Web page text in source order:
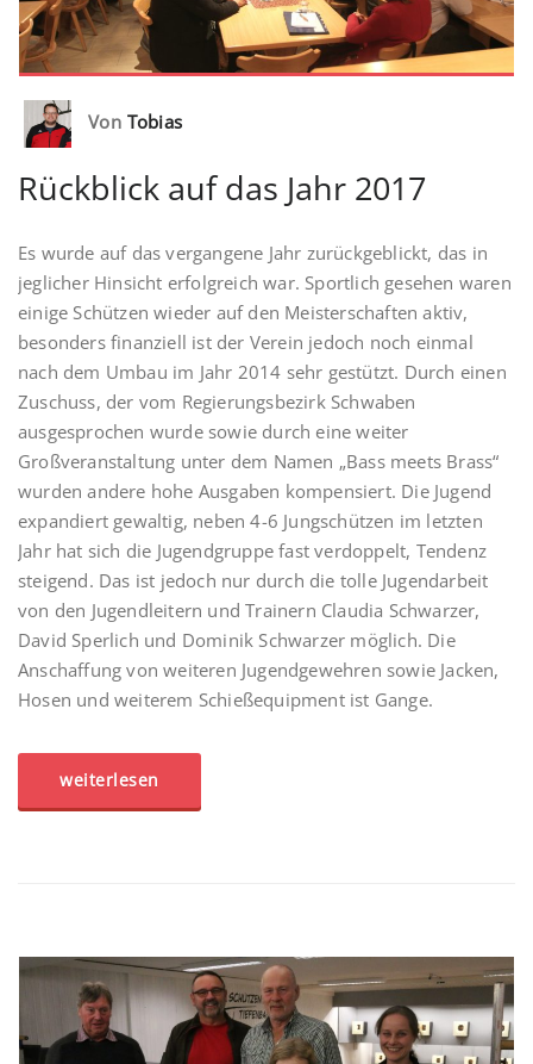
Von Tobias
Rückblick auf das Jahr 2017
Es wurde auf das vergangene Jahr zurückgeblickt, das in
jeglicher Hinsicht erfolgreich war. Sportlich gesehen waren
einige Schützen wieder auf den Meisterschaften aktiv,
besonders finanziell ist der Verein jedoch noch einmal
nach dem Umbau im Jahr 2014 sehr gestützt. Durch einen
Zuschuss, der vom Regierungsbezirk Schwaben
ausgesprochen wurde sowie durch eine weiter
Großveranstaltung unter dem Namen „Bass meets Brass“
wurden andere hohe Ausgaben kompensiert. Die Jugend
expandiert gewaltig, neben 4-6 Jungschützen im letzten
Jahr hat sich die Jugendgruppe fast verdoppelt, Tendenz
steigend. Das ist jedoch nur durch die tolle Jugendarbeit
von den Jugendleitern und Trainern Claudia Schwarzer,
David Sperlich und Dominik Schwarzer möglich. Die
Anschaffung von weiteren Jugendgewehren sowie Jacken,
Hosen und weiterem Schießequipment ist Gange.
weiterlesen